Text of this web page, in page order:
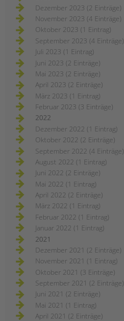
Dezember 2023 (2 Einträge)
November 2023 (4 Einträge)
Oktober 2023 (1 Eintrag)
September 2023 (4 Einträge)
Juli 2023 (1 Eintrag)
Juni 2023 (2 Einträge)
Mai 2023 (2 Einträge)
April 2023 (2 Einträge)
März 2023 (1 Eintrag)
Februar 2023 (3 Einträge)
2022
Dezember 2022 (1 Eintrag)
Oktober 2022 (2 Einträge)
September 2022 (4 Einträge)
August 2022 (1 Eintrag)
Juni 2022 (2 Einträge)
Mai 2022 (1 Eintrag)
April 2022 (2 Einträge)
März 2022 (1 Eintrag)
Februar 2022 (1 Eintrag)
Januar 2022 (1 Eintrag)
2021
Dezember 2021 (2 Einträge)
November 2021 (1 Eintrag)
Oktober 2021 (3 Einträge)
September 2021 (2 Einträge)
Juni 2021 (2 Einträge)
Mai 2021 (1 Eintrag)
April 2021 (2 Einträge)